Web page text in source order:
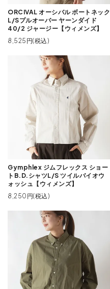
ORCIVAL オーシバル ボートネック
L/Sプルオーバー ヤーンダイド
40/2 ジャージー【ウィメンズ】
8,525円(税込)
Gymphlex ジムフレックス ショー
トB.D.シャツL/S ツイルバイオウ
ォッシュ【ウィメンズ】
8,250円(税込)